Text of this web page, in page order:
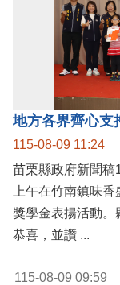
115-08-09 11:24
苗栗縣政府新聞稿115/8/9 竹南鎮天文
上午在竹南鎮味
獎學金表揚活動。
恭喜，並讚 ...
115-08-09 09:59